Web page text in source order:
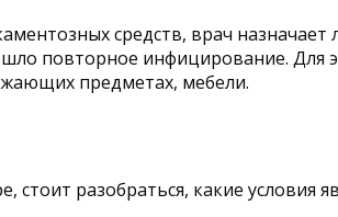
средств, врач
повторное инфицирование. Для
предметах, мебели.
стоит разобраться, какие условия